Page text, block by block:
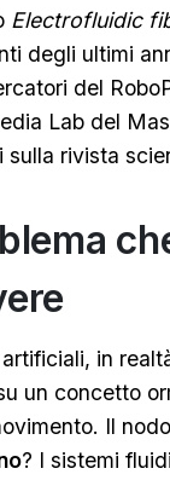
Electrofluidic
degli ultimi
del
Lab del
sulla rivista
in
un concetto
Il
? I sistemi